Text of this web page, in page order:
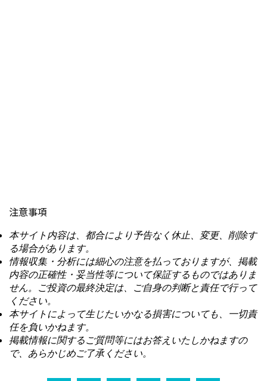
注意事項
本サイト内容は、都合により予告なく休止、変更、削除す
る場合があります。
情報収集・分析には細心の注意を払っておりますが、掲載
内容の正確性・妥当性等について保証するものではありま
せん。ご投資の最終決定は、ご自身の判断と責任で行って
ください。
本サイトによって生じたいかなる損害についても、一切責
任を負いかねます。
掲載情報に関するご質問等にはお答えいたしかねますの
で、あらかじめご了承ください。